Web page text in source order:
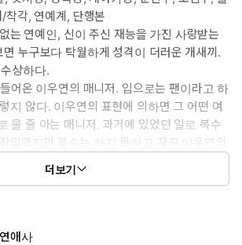
착각, 연예계, 단행본
는 연예인, 신이 주신 재능을 가진 사랑받는
누구보다 탁월하게 성격이 더러운 개새끼.
상하다.
어온 이우연의 매니저. 입으로는 팬이라고 하
지 않다. 이우연의 표현에 의하면 그 어떤 여
울 줄 아는 매니저. 과거에 있었던 일로 복수
입했지만 복수는 하지 못하고 자꾸 이우연의
락 목소리 등에 눈이 간다.
를 꿈꾸지만 결국 첫사랑을 이루는 연애 이야
.”
더보기
애사